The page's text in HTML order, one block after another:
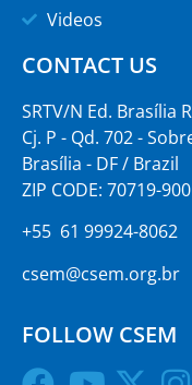
Videos
CONTACT US
SRTV/N Ed. Brasília
Cj. P - Qd. 702 -
Brasília - DF / Brazil
ZIP CODE: 70719-900
+55 61 99924-8062
csem@csem.org.br
FOLLOW CSEM